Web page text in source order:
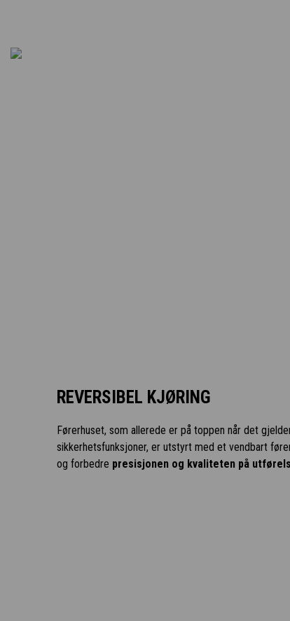
REVERSIBEL KJØRING
Førerhuset, som allerede er på toppen når det
sikkerhetsfunksjoner, er utstyrt med et vendbart
og forbedre presisjonen og kvaliteten på